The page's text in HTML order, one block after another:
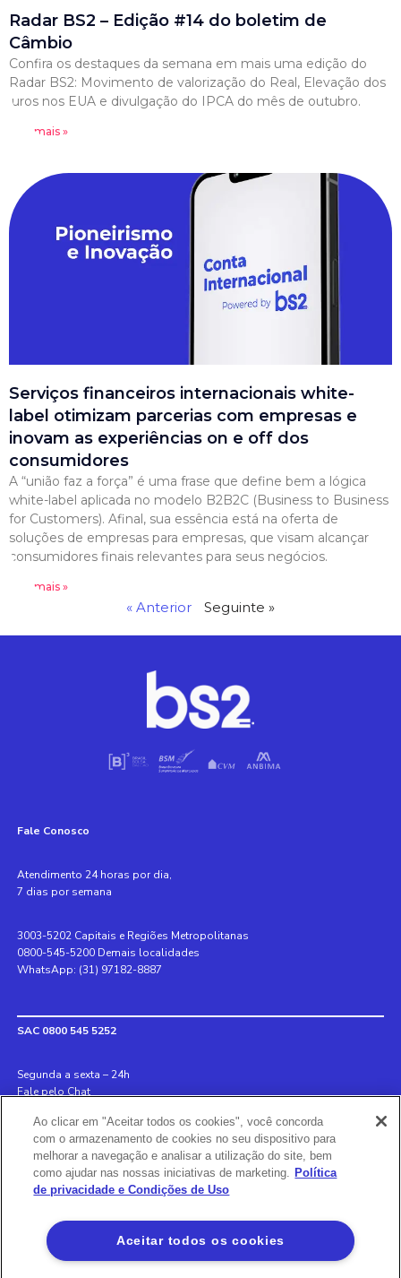
Radar BS2 – Edição #14 do boletim de
Câmbio
Confira os destaques da semana em mais uma edição do
Radar BS2: Movimento de valorização do Real, Elevação dos
juros nos EUA e divulgação do IPCA do mês de outubro.
Leia mais »
Serviços financeiros internacionais white-
label otimizam parcerias com empresas e
inovam as experiências on e off dos
consumidores
A “união faz a força” é uma frase que define bem a lógica
white-label aplicada no modelo B2B2C (Business to Business
for Customers). Afinal, sua essência está na oferta de
soluções de empresas para empresas, que visam alcançar
consumidores finais relevantes para seus negócios.
Leia mais »
« Anterior Seguinte »
Fale Conosco
Atendimento 24 horas por dia,
7 dias por semana
3003-5202 Capitais e Regiões Metropolitanas
0800-545-5200 Demais localidades
WhatsApp: (31) 97182-8887
SAC 0800 545 5252
Segunda a sexta – 24h
Fale pelo Chat
Internacional +55 31 3078 8152
Deficiente auditivo 0800 970 6993
Ouvidoria 0800 726 8889
Banco BS2
Via Olímpia, São Paulo, SP 04547-130, Brasil, 3003-5202
Ao clicar em "Aceitar todos os cookies", você concorda
com o armazenamento de cookies no seu dispositivo para
melhorar a navegação e analisar a utilização do site, bem
como ajudar nas nossas iniciativas de marketing. Política
de privacidade e Condições de Uso
Aceitar todos os cookies